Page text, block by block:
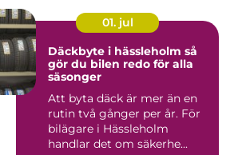
01. jul
Däckbyte i hässleholm så
gör du bilen redo för alla
säsonger
Att byta däck är mer än en
rutin två gånger per år. För
bilägare i Hässleholm
handlar det om säkerhe...